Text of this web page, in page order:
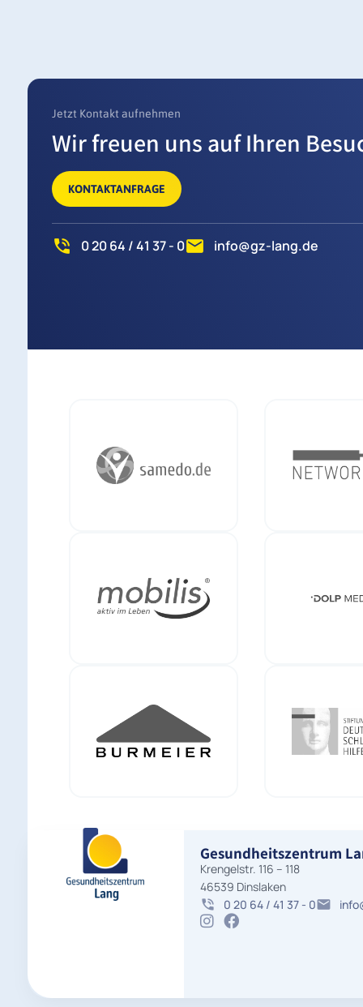
Jetzt Kontakt aufnehmen
Wir freuen uns auf Ihren
KONTAKTANFRAGE
0 20 64 / 41 37 - 0 info@gz-lang.de
Gesundheitszentrum
Krengelstr. 116 – 118
46539 Dinslaken
0 20 64 / 41 37 - 0